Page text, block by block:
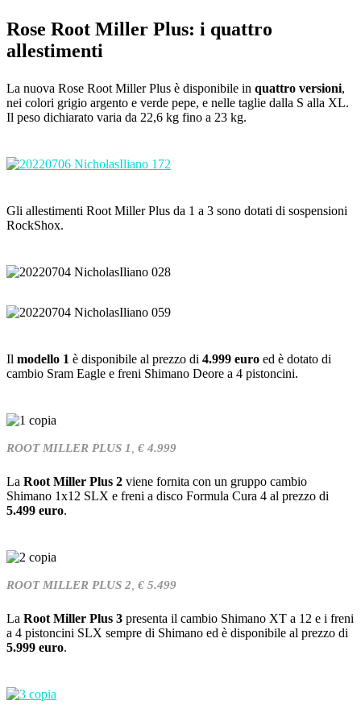
Rose Root Miller Plus: i quattro
allestimenti
La nuova Rose Root Miller Plus è disponibile in quattro versioni,
nei colori grigio argento e verde pepe, e nelle taglie dalla S alla XL.
Il peso dichiarato varia da 22,6 kg fino a 23 kg.
Gli allestimenti Root Miller Plus da 1 a 3 sono dotati di sospensioni
RockShox.
Il modello 1 è disponibile al prezzo di 4.999 euro ed è dotato di
cambio Sram Eagle e freni Shimano Deore a 4 pistoncini.
ROOT MILLER PLUS 1, € 4.999
La Root Miller Plus 2 viene fornita con un gruppo cambio
Shimano 1x12 SLX e freni a disco Formula Cura 4 al prezzo di
5.499 euro.
ROOT MILLER PLUS 2, € 5.499
La Root Miller Plus 3 presenta il cambio Shimano XT a 12 e i freni
a 4 pistoncini SLX sempre di Shimano ed è disponibile al prezzo di
5.999 euro.